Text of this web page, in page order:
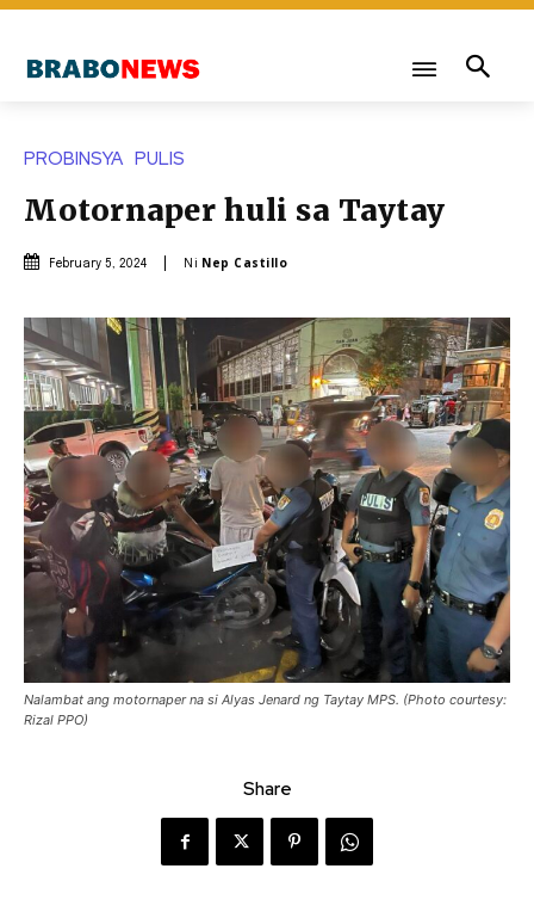
PROBINSYA PULIS
Motornaper huli sa Taytay
February 5, 2024 Ni Nep Castillo
Nalambat ang motornaper na si Alyas Jenard ng Taytay MPS. (Photo courtesy:
Rizal PPO)
Share